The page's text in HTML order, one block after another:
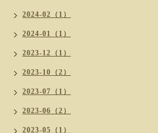
2024-02（1）
2024-01（1）
2023-12（1）
2023-10（2）
2023-07（1）
2023-06（2）
2023-05（1）